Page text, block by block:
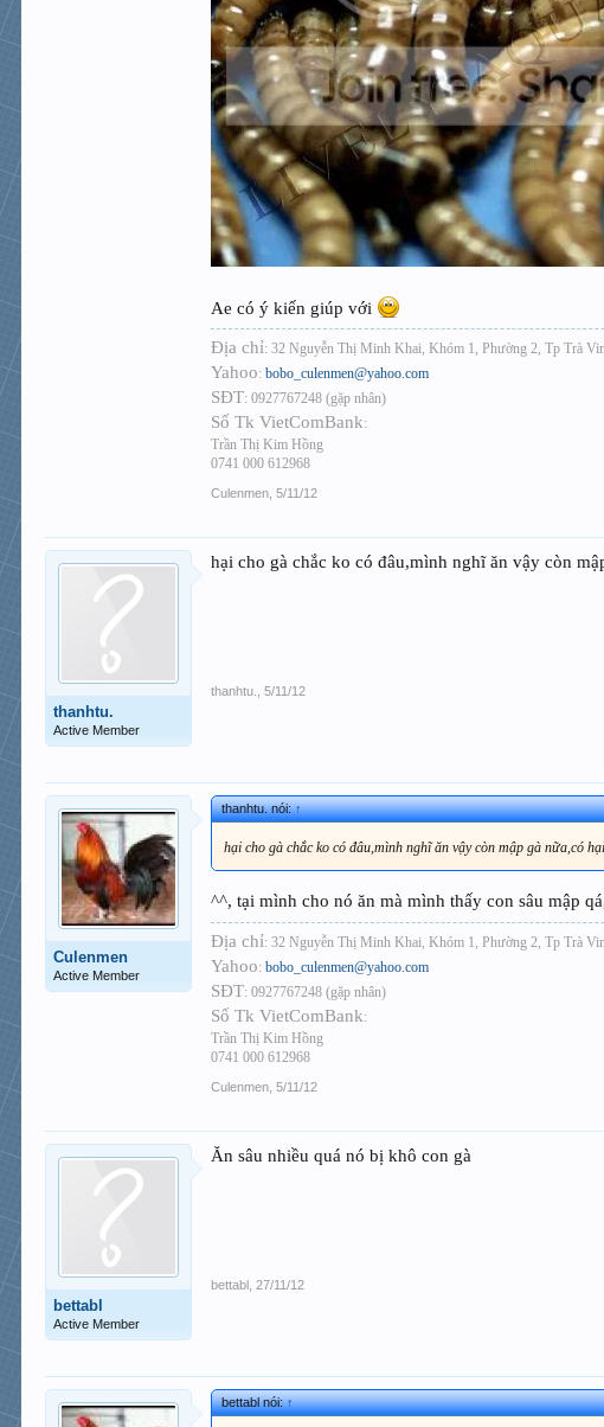
Ae có ý kiến giúp với
Địa chỉ: 32 Nguyễn Thị Minh Khai, Khóm 1, Phường 2, Tp Trà
Yahoo:bobo_culenmen@yahoo.com
SĐT: 0927767248 (gặp nhân)
Số Tk VietComBank:
Trần Thị Kim Hồng
0741 000 612968
Culenmen 5/11/12
thanhtu.
Active Member
hại cho gà chắc ko có đâu,mình nghĩ ăn vậy còn
thanhtu. 5/11/12
Culenmen
Active Member
thanhtu. nói:↑
hại cho gà chắc ko có đâu,mình nghĩ ăn vậy còn mập gà nữa,có
^^, tại mình cho nó ăn mà mình thấy con sâu mập
Địa chỉ: 32 Nguyễn Thị Minh Khai, Khóm 1, Phường 2, Tp Trà
Yahoo:bobo_culenmen@yahoo.com
SĐT: 0927767248 (gặp nhân)
Số Tk VietComBank:
Trần Thị Kim Hồng
0741 000 612968
Culenmen 5/11/12
bettabl
Active Member
Ăn sâu nhiều quá nó bị khô con gà
bettabl 27/11/12
bettabl nói:↑